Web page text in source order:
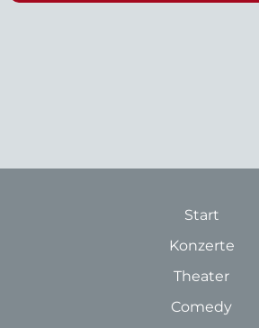
Start
Konzerte
Theater
Comedy